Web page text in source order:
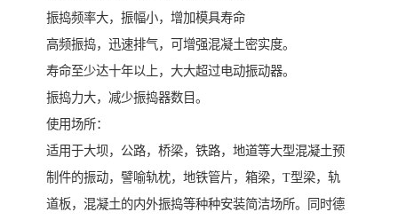
振捣频率大，振幅小，增加模具寿命
高频振捣，迅速排气，可增强混凝土密实度。
寿命至少达十年以上，大大超过电动振动器。
振捣力大，减少振捣器数目。
使用场所：
适用于大坝，公路，桥梁，铁路，地道等大型混凝土预
制件的振动，譬喻轨枕，地铁管片，箱梁，T型梁，轨
道板，混凝土的内外振捣等种种安装简洁场所。同时德